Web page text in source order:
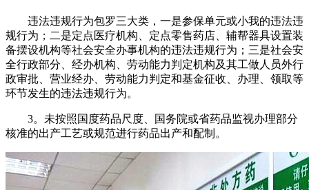
违法违规行为包罗三大类，一是参保单元或小我的违法违
规行为；二是定点医疗机构、定点零售药店、辅帮器具设置装
备摆设机构等社会安全办事机构的违法违规行为；三是社会安
全行政部分、经办机构、劳动能力判定机构及其工做人员外行
政审批、营业经办、劳动能力判定和基金征收、办理、领取等
环节发生的违法违规行为。
3。未按照国度药品尺度、国务院或省药品监视办理部分
核准的出产工艺或规范进行药品出产和配制。